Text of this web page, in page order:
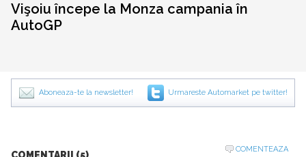
Vişoiu începe la Monza campania în
AutoGP
Aboneaza-te la newsletter! Urmareste Automarket pe twitter!
COMENTEAZA